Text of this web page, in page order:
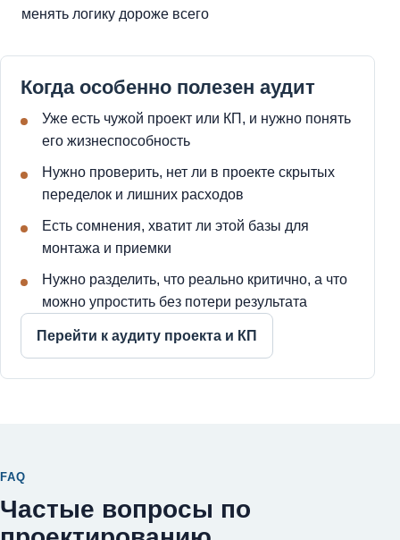
менять логику дороже всего
Когда особенно полезен аудит
Уже есть чужой проект или КП, и нужно понять
его жизнеспособность
Нужно проверить, нет ли в проекте скрытых
переделок и лишних расходов
Есть сомнения, хватит ли этой базы для
монтажа и приемки
Нужно разделить, что реально критично, а что
можно упростить без потери результата
Перейти к аудиту проекта и КП
FAQ
Частые вопросы по